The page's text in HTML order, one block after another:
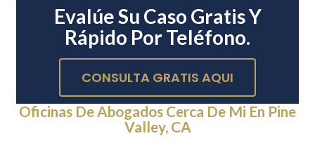
Evalúe Su Caso Gratis Y
Rápido Por Teléfono.
CONSULTA GRATIS AQUI
Oficinas De Abogados Cerca De Mi En Pine
Valley, CA